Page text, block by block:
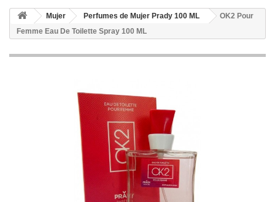
Mujer Perfumes de Mujer Prady 100 ML
OK2 Pour
Femme Eau De Toilette Spray 100 ML